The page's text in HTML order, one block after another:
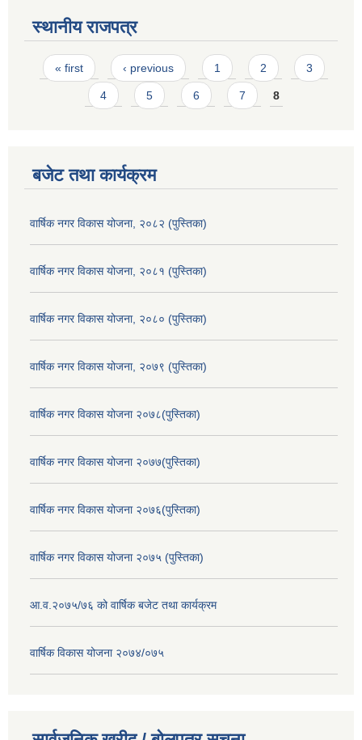
स्थानीय राजपत्र
Pages
« first ‹ previous 1 2 3
4 5 6 7 8
बजेट तथा कार्यक्रम
वार्षिक नगर विकास योजना, २०८२ (पुस्तिका)
वार्षिक नगर विकास योजना, २०८१ (पुस्तिका)
वार्षिक नगर विकास योजना, २०८० (पुस्तिका)
वार्षिक नगर विकास योजना, २०७९ (पुस्तिका)
वार्षिक नगर विकास योजना २०७८(पुस्तिका)
वार्षिक नगर विकास योजना २०७७(पुस्तिका)
वार्षिक नगर विकास योजना २०७६(पुस्तिका)
वार्षिक नगर विकास योजना २०७५ (पुस्तिका)
आ.व.२०७५/७६ को वार्षिक बजेट तथा कार्यक्रम
वार्षिक विकास योजना २०७४/०७५